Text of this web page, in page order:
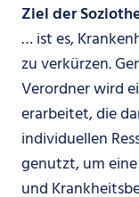
Ziel der
… ist es,
zu verkürzen.
Verordner wird
erarbeitet, die
individuellen
genutzt, um
und